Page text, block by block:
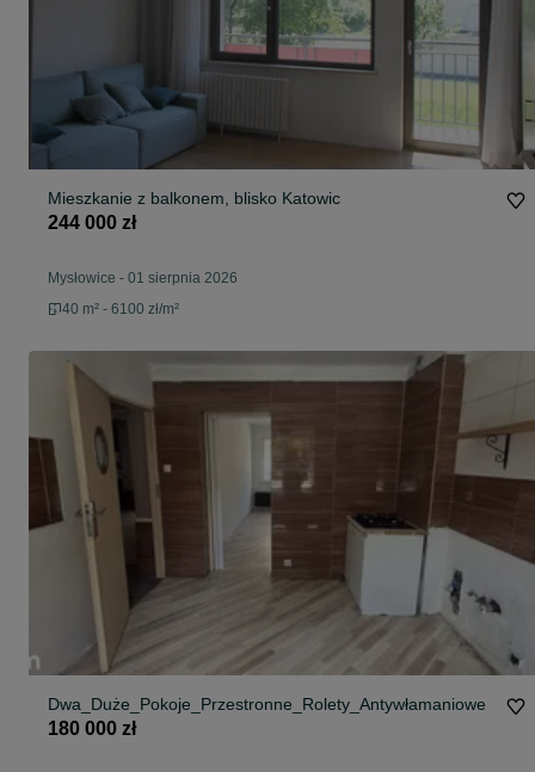
Mieszkanie z balkonem, blisko Katowic
244 000 zł
Mysłowice - 01 sierpnia 2026
40 m² - 6100 zł/m²
Dwa_Duże_Pokoje_Przestronne_Rolety_Antywłamaniowe
180 000 zł